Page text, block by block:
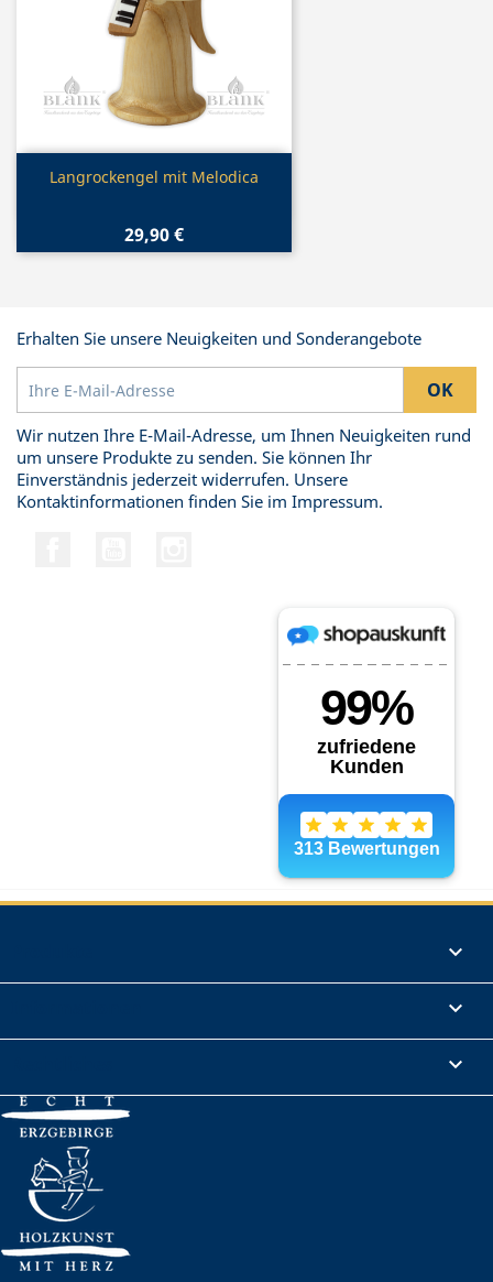
Vorschau
Langrockengel mit Melodica
29,90 €
Erhalten Sie unsere Neuigkeiten und Sonderangebote
Wir nutzen Ihre E-Mail-Adresse, um Ihnen Neuigkeiten rund
um unsere Produkte zu senden. Sie können Ihr
Einverständnis jederzeit widerrufen. Unsere
Kontaktinformationen finden Sie im Impressum.


